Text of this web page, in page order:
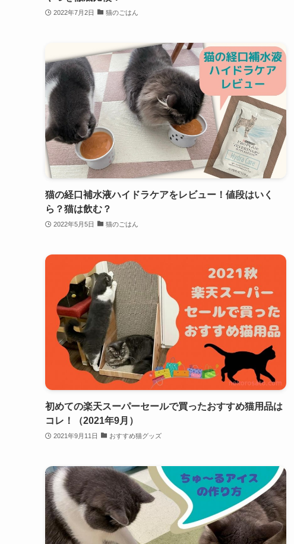
2022年7月2日 猫のごはん
猫の経口補水液ハイドラケアをレビュー！値段はいく
ら？猫は飲む？
2022年5月5日 猫のごはん
初めての楽天スーパーセールで買ったおすすめ猫用品は
コレ！（2021年9月）
2021年9月11日 おすすめ猫グッズ